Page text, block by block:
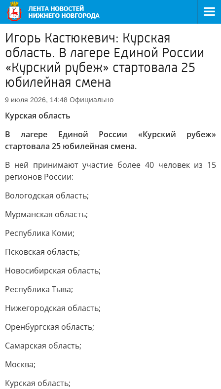
Игорь Кастюкевич: Курская
область. В лагере Единой России
«Курский рубеж» стартовала 25
юбилейная смена
9 июля 2026, 14:48 Официально
Курская область
В лагере Единой России «Курский рубеж»
стартовала 25 юбилейная смена.
В ней принимают участие более 40 человек из 15
регионов России:
Вологодская область;
Мурманская область;
Республика Коми;
Псковская область;
Новосибирская область;
Республика Тыва;
Нижегородская область;
Оренбургская область;
Самарская область;
Москва;
Курская область;